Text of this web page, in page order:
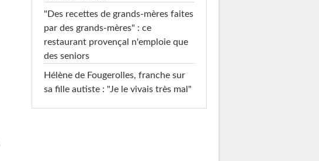
"Des recettes de grands-mères faites
par des grands-mères" : ce
restaurant provençal n'emploie que
des seniors
Hélène de Fougerolles, franche sur
sa fille autiste : "Je le vivais très mal"